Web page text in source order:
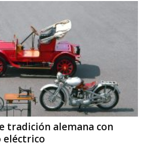
tradición alemana con